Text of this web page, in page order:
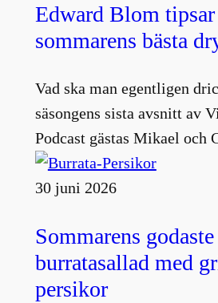
Edward Blom
sommarens bästa
Vad ska man egentligen
säsongens sista avsnitt av
Podcast gästas Mikael och
30 juni 2026
Sommarens godaste
burratasallad med
persikor